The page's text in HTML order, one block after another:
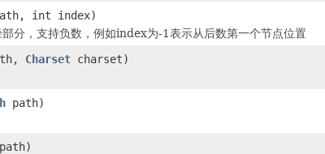
int index)
分，支持负数，例如index为-1表示从后数第一个节点位置
Charset charset)
path)
path)